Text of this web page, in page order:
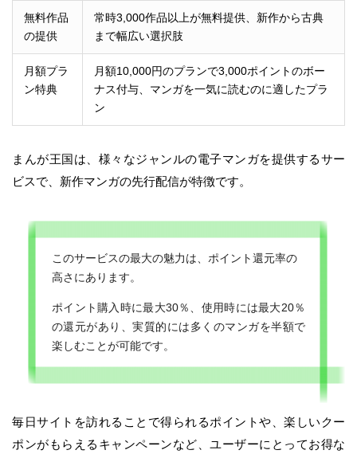
無料作品
の提供
常時3,000作品以上が無料提供、新作から古典
まで幅広い選択肢
月額プラ
ン特典
月額10,000円のプランで3,000ポイントのボー
ナス付与、マンガを一気に読むのに適したプラ
ン
まんが王国は、様々なジャンルの電子マンガを提供するサー
ビスで、新作マンガの先行配信が特徴です。
このサービスの最大の魅力は、ポイント還元率の
高さにあります。
ポイント購入時に最大30％、使用時には最大20％
の還元があり、実質的には多くのマンガを半額で
楽しむことが可能です。
毎日サイトを訪れることで得られるポイントや、楽しいクー
ポンがもらえるキャンペーンなど、ユーザーにとってお得な